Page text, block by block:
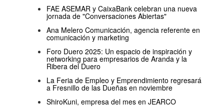
FAE ASEMAR y CaixaBank celebran una nueva
jornada de "Conversaciones Abiertas"
Ana Melero Comunicación, agencia referente en
comunicación y marketing
Foro Duero 2025: Un espacio de inspiración y
networking para empresarios de Aranda y la
Ribera del Duero
La Feria de Empleo y Emprendimiento regresará
a Fresnillo de las Dueñas en noviembre
ShiroKuni, empresa del mes en JEARCO